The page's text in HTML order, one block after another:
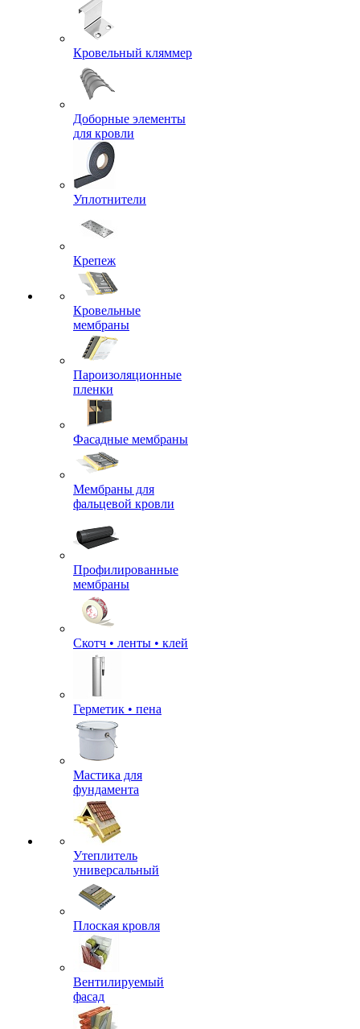
Кровельный кляммер
Доборные элементы
для кровли
Уплотнители
Крепеж
Кровельные
мембраны
Пароизоляционные
пленки
Фасадные мембраны
Мембраны для
фальцевой кровли
Профилированные
мембраны
Скотч • ленты • клей
Герметик • пена
Мастика для
фундамента
Утеплитель
универсальный
Плоская кровля
Вентилируемый
фасад